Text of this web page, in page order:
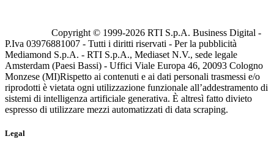
Copyright © 1999-2026 RTI S.p.A. Business Digital -
P.Iva 03976881007 - Tutti i diritti riservati - Per la pubblicità
Mediamond S.p.A. - RTI S.p.A., Mediaset N.V., sede legale
Amsterdam (Paesi Bassi) - Uffici Viale Europa 46, 20093 Cologno
Monzese (MI)Rispetto ai contenuti e ai dati personali trasmessi e/o
riprodotti è vietata ogni utilizzazione funzionale all’addestramento di
sistemi di intelligenza artificiale generativa. È altresì fatto divieto
espresso di utilizzare mezzi automatizzati di data scraping.
Legal